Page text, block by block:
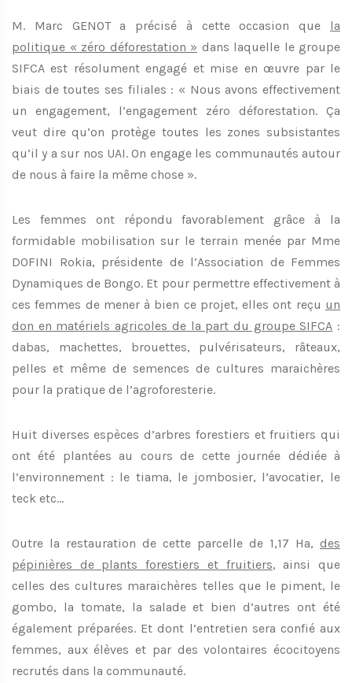
M. Marc GENOT a précisé à cette occasion que la
politique « zéro déforestation » dans laquelle le groupe
SIFCA est résolument engagé et mise en œuvre par le
biais de toutes ses filiales : « Nous avons effectivement
un engagement, l’engagement zéro déforestation. Ça
veut dire qu’on protège toutes les zones subsistantes
qu’il y a sur nos UAI. On engage les communautés autour
de nous à faire la même chose ».
Les femmes ont répondu favorablement grâce à la
formidable mobilisation sur le terrain menée par Mme
DOFINI Rokia, présidente de l’Association de Femmes
Dynamiques de Bongo. Et pour permettre effectivement à
ces femmes de mener à bien ce projet, elles ont reçu un
don en matériels agricoles de la part du groupe SIFCA :
dabas, machettes, brouettes, pulvérisateurs, râteaux,
pelles et même de semences de cultures maraichères
pour la pratique de l’agroforesterie.
Huit diverses espèces d’arbres forestiers et fruitiers qui
ont été plantées au cours de cette journée dédiée à
l’environnement : le tiama, le jombosier, l’avocatier, le
teck etc…
Outre la restauration de cette parcelle de 1,17 Ha, des
pépinières de plants forestiers et fruitiers, ainsi que
celles des cultures maraichères telles que le piment, le
gombo, la tomate, la salade et bien d’autres ont été
également préparées. Et dont l’entretien sera confié aux
femmes, aux élèves et par des volontaires écocitoyens
recrutés dans la communauté.